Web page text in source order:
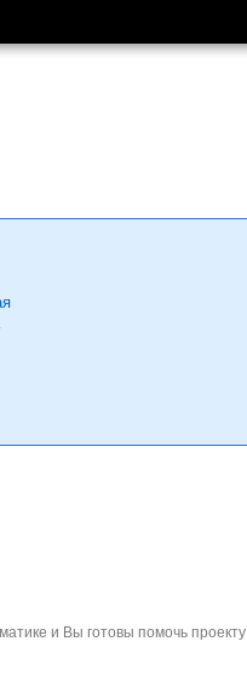
и Вы готовы помочь проекту